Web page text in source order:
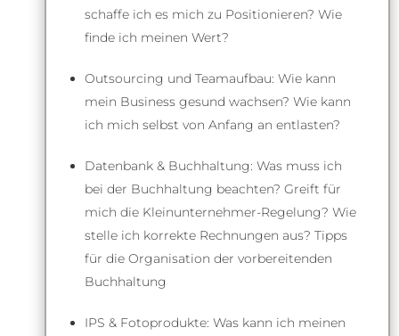
schaffe ich es mich zu Positionieren? Wie
finde ich meinen Wert?
Outsourcing und Teamaufbau: Wie kann
mein Business gesund wachsen? Wie kann
ich mich selbst von Anfang an entlasten?
Datenbank & Buchhaltung: Was muss ich
bei der Buchhaltung beachten? Greift für
mich die Kleinunternehmer-Regelung? Wie
stelle ich korrekte Rechnungen aus? Tipps
für die Organisation der vorbereitenden
Buchhaltung
IPS & Fotoprodukte: Was kann ich meinen